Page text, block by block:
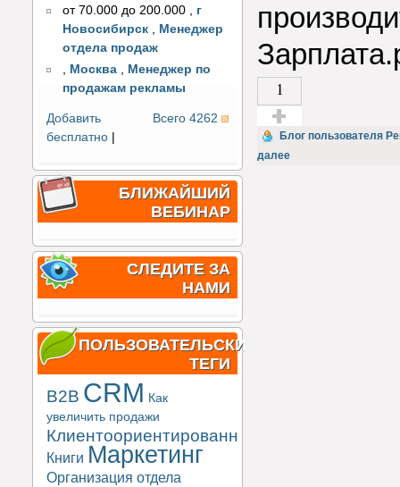
от 70.000 до 200.000 , г
Новосибирск , Менеджер
отдела продаж
, Москва , Менеджер по
продажам рекламы
Всего 4262
Добавить
бесплатно
БЛИЖАЙШИЙ
ВЕБИНАР
СЛЕДИТЕ ЗА
НАМИ
ПОЛЬЗОВАТЕЛЬСКИЕ
ТЕГИ
B2B CRM Как
увеличить продажи
Клиентоориентированность
Книги Маркетинг
Организация отдела
1
Голос за!
Блог пользователя
далее